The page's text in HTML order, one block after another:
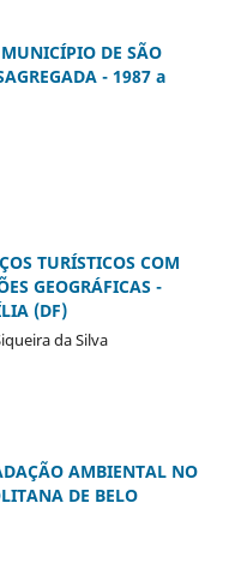
DE SÃO
- 1987 a
TURÍSTICOS COM
GEOGRÁFICAS -
(DF)
da Silva
AMBIENTAL NO
DE BELO